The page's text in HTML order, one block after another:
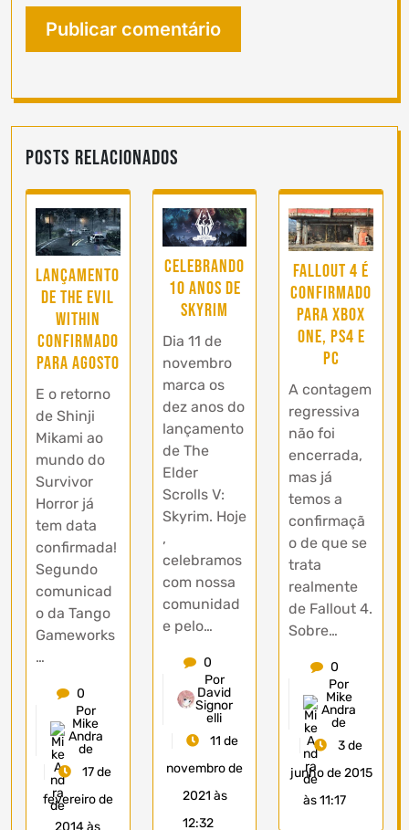
Posts Relacionados
Lançamento
de The Evil
Within
confirmado
para Agosto
E o retorno
de Shinji
Mikami ao
mundo do
Survivor
Horror já
tem data
confirmada!
Segundo
comunicad
o da Tango
Gameworks
…
0
Por
Mike
Andra
de
17 de
fevereiro de
Celebrando
10 anos de
Skyrim
Dia 11 de
novembro
marca os
dez anos do
lançamento
de The
Elder
Scrolls V:
Skyrim. Hoje
,
celebramos
com nossa
comunidad
e pelo…
0
Por
David
Signor
elli
11 de
novembro de
2021 às
12:32
Fallout 4 é
confirmado
para Xbox
One, PS4 e
PC
A contagem
regressiva
não foi
encerrada,
mas já
temos a
confirmaçã
o de que se
trata
realmente
de Fallout 4.
Sobre…
0
Por
Mike
Andra
de
3 de
junho de 2015
às 11:17